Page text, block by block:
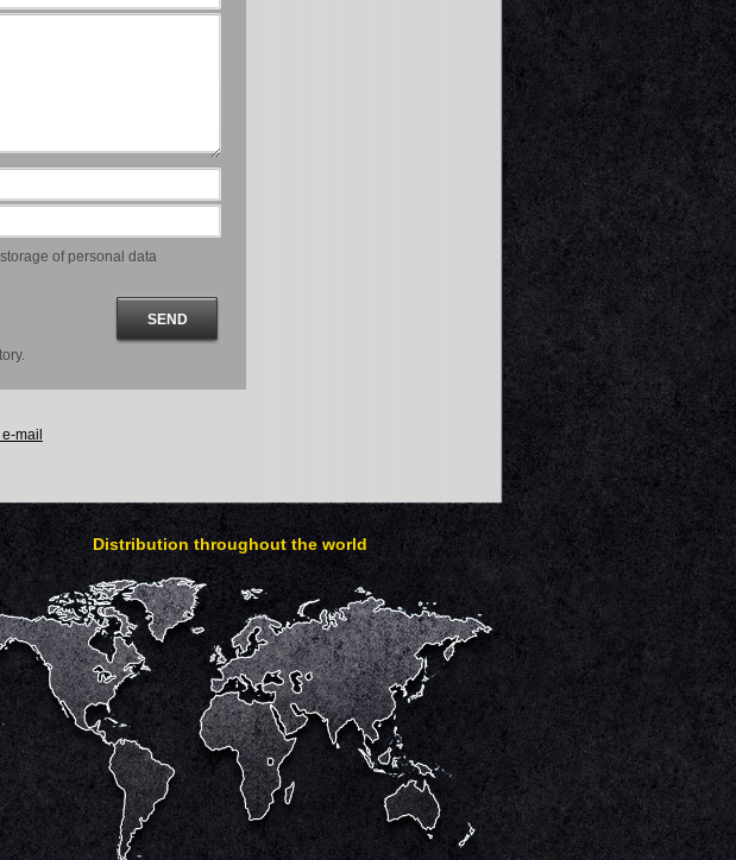
of personal data
mail
Distribution throughout the world